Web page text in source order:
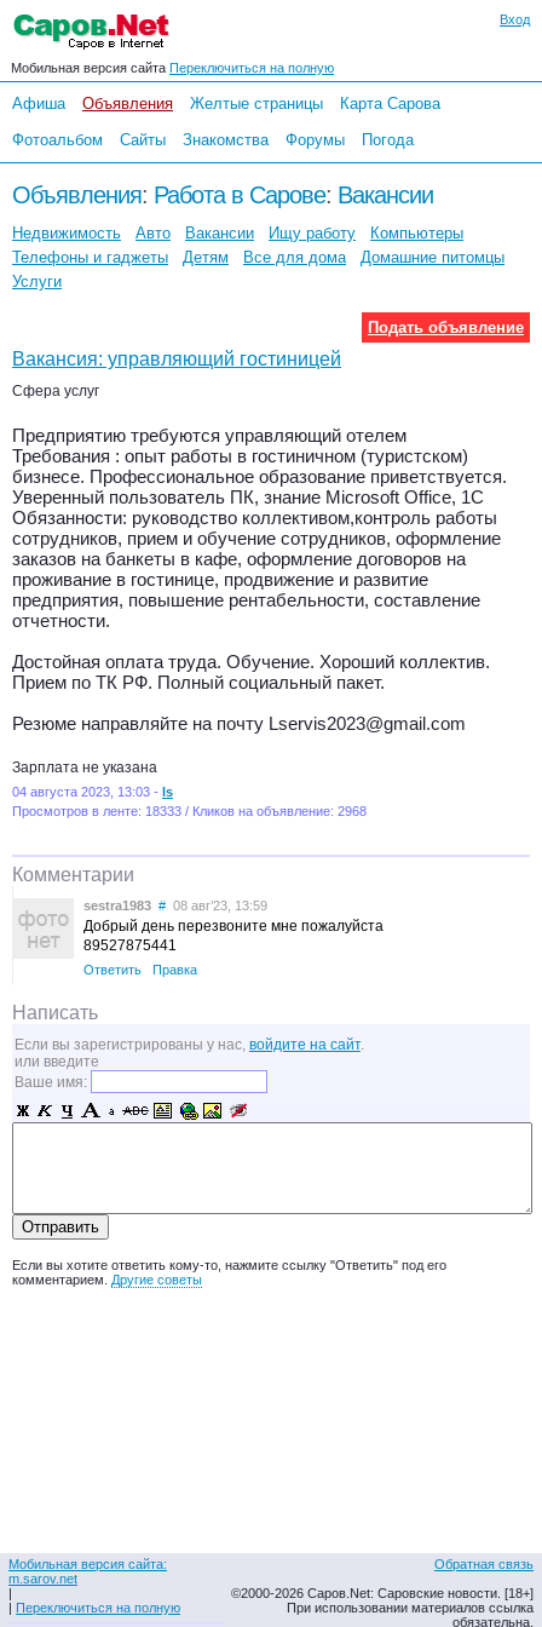
Вход
Мобильная версия сайта Переключиться на полную
Афиша Объявления Желтые страницы
Карта Сарова
Фотоальбом
Сайты Знакомства Форумы Погода
Объявления: Работа в Сарове: Вакансии
Недвижимость Авто Вакансии Ищу работу
Компьютеры
Телефоны и гаджеты
Детям Все для дома
Домашние питомцы
Услуги
Подать объявление
Вакансия: управляющий гостиницей
Сфера услуг
Предприятию требуются управляющий отелем
Требования : опыт работы в гостиничном (туристском)
бизнесе. Профессиональное образование приветствуется.
Уверенный пользователь ПК, знание Microsoft Office, 1С
Обязанности: руководство коллективом,контроль работы
сотрудников, прием и обучение сотрудников, оформление
заказов на банкеты в кафе, оформление договоров на
проживание в гостинице, продвижение и развитие
предприятия, повышение рентабельности, составление
отчетности.
Достойная оплата труда. Обучение. Хороший коллектив.
Прием по ТК РФ. Полный социальный пакет.
Резюме направляйте на почту Lservis2023@gmail.com
Зарплата не указана
04 августа 2023, 13:03 - ls
Просмотров в ленте: 18333 / Кликов на объявление: 2968
Комментарии
sestra1983 # 08 авг’23, 13:59
Добрый день перезвоните мне пожалуйста
89527875441
Ответить Правка
Написать
Если вы зарегистрированы у нас, войдите на сайт.
или введите
Ваше имя:
Если вы хотите ответить кому-то, нажмите ссылку "Ответить" под его
комментарием. Другие советы
Мобильная версия сайта:
m.sarov.net
|
| Переключиться на полную
Обратная связь
©2000-2026 Саров.Net: Саровские новости. [18+]
При использовании материалов ссылка
обязательна.